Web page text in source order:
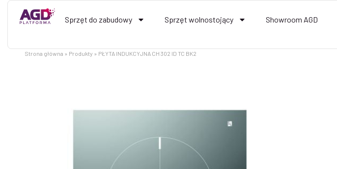
Przejdź
Sprzęt do zabudowy Sprzęt wolnostojący Showroom AGD
Strona główna Produkty PŁYTA INDUKCYJNA CH 302 ID TC BK2